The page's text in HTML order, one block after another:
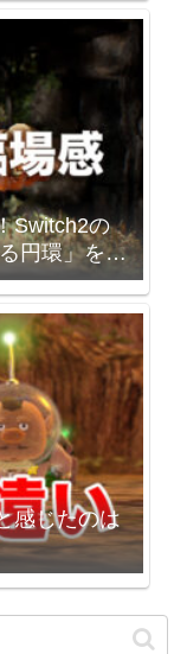
Switch2の
円環」を買
感じたのは